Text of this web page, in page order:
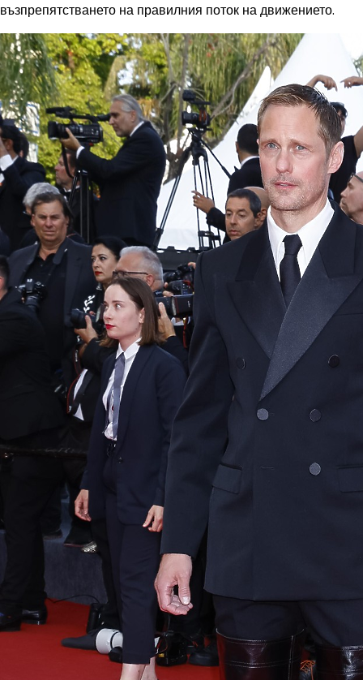
възпрепятстването на правилния поток на движението.